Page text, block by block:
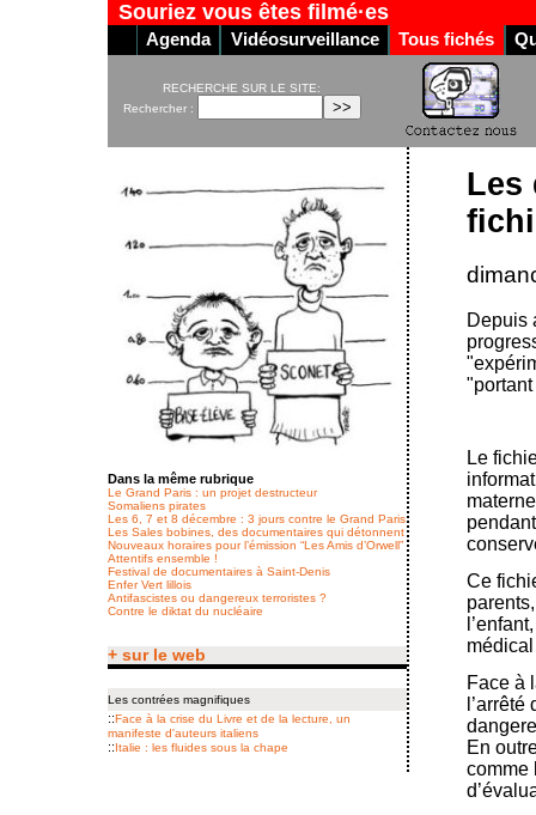
Souriez vous êtes filmé·es
Agenda Vidéosurveillance Tous fichés
RECHERCHE SUR LE SITE:
Rechercher :
Les
Depuis
Le
Ce
Face à
En
comme
Dans la même rubrique
Le Grand Paris : un projet destructeur
Somaliens pirates
Les 6, 7 et 8 décembre : 3 jours contre le Grand Paris
Les Sales bobines, des documentaires qui détonnent
Nouveaux horaires pour l’émission “Les Amis d’Orwell”
Attentifs ensemble !
Festival de documentaires à Saint-Denis
Enfer Vert lillois
Antifascistes ou dangereux terroristes ?
Contre le diktat du nucléaire
+ sur le web
Les contrées magnifiques
::Face à la crise du Livre et de la lecture, un
manifeste d'auteurs italiens
::Italie : les fluides sous la chape